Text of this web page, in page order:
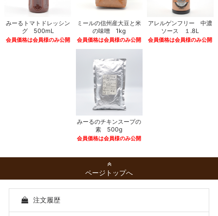
みーるトマトドレッシン
グ 500mL
会員価格は会員様のみ公開
ミールの信州産大豆と米
の味噌 1kg
会員価格は会員様のみ公開
アレルゲンフリー 中濃
ソース １.8L
会員価格は会員様のみ公開
みーるのチキンスープの
素 500g
会員価格は会員様のみ公開
ページトップへ
注文履歴